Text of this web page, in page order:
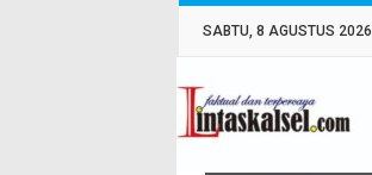
SABTU, 8 AGUSTUS 2026